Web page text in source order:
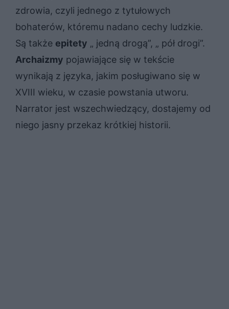
zdrowia, czyli jednego z tytułowych
bohaterów, któremu nadano cechy ludzkie.
Są także epitety „ jedną drogą”, „ pół drogi”.
Archaizmy pojawiające się w tekście
wynikają z języka, jakim posługiwano się w
XVIII wieku, w czasie powstania utworu.
Narrator jest wszechwiedzący, dostajemy od
niego jasny przekaz krótkiej historii.